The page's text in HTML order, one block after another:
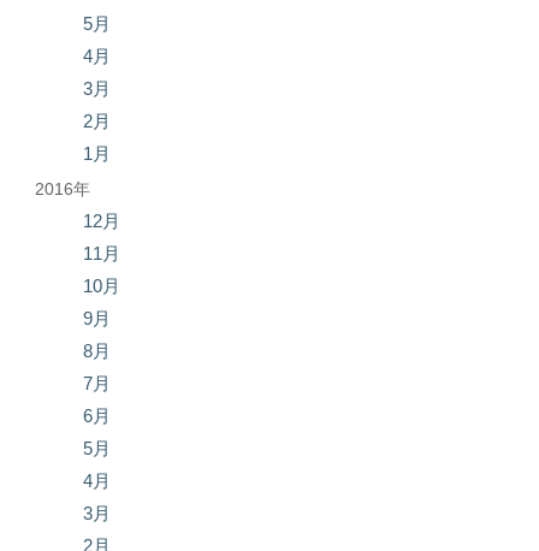
5月
4月
3月
2月
1月
2016年
12月
11月
10月
9月
8月
7月
6月
5月
4月
3月
2月